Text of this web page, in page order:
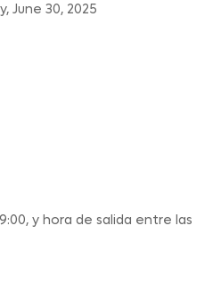
June 30, 2025
y hora de salida entre las